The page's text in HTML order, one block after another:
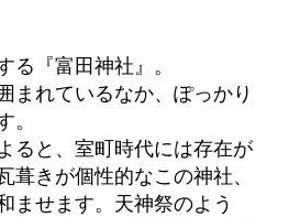
る『富田神社』。
まれているなか、ぽっかり
。
ると、室町時代には存在が
葺きが個性的なこの神社、
ませます。天神祭のよう